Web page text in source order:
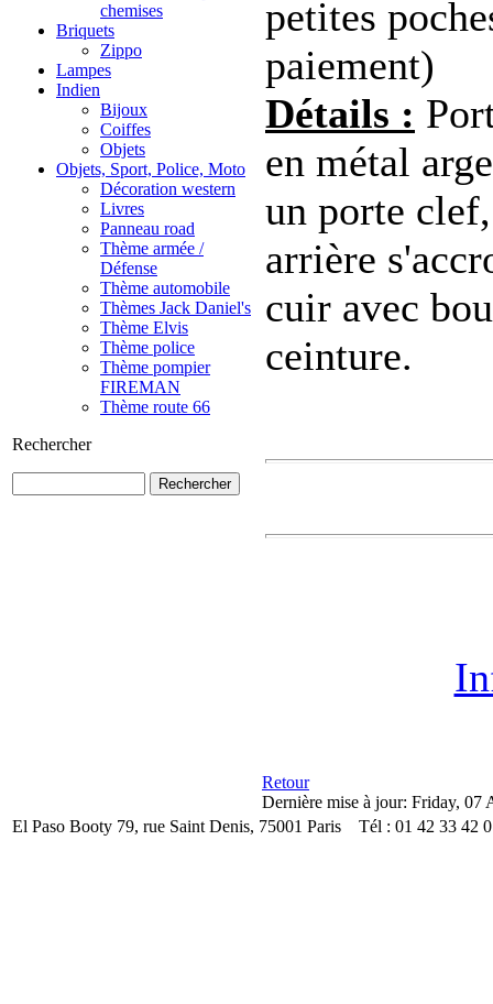
chemises
Briquets
Zippo
Lampes
Indien
Bijoux
Coiffes
Objets
Objets, Sport, Police, Moto
Décoration western
Livres
Panneau road
Thème armée /
Défense
Thème automobile
Thèmes Jack Daniel's
Thème Elvis
Thème police
Thème pompier
FIREMAN
Thème route 66
Rechercher
petites
paiement)
Détails :
en métal
un porte
arrière
cuir avec
ceinture.
Retour
Dernière mise à jour: Friday, 07
El Paso Booty 79, rue Saint Denis, 75001 Paris Tél : 01 42 33 42